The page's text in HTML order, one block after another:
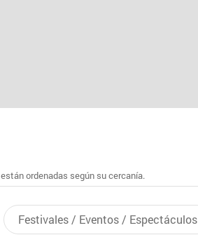
ordenadas según su cercanía.
Festivales / Eventos / Espectáculos